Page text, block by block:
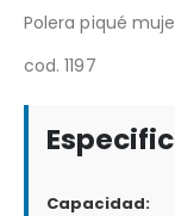
Polera piqué
cod. 1197
Capacidad: